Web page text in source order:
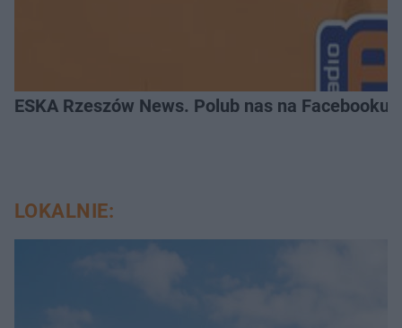
ESKA Rzeszów News. Polub nas na Facebooku!
LOKALNIE: